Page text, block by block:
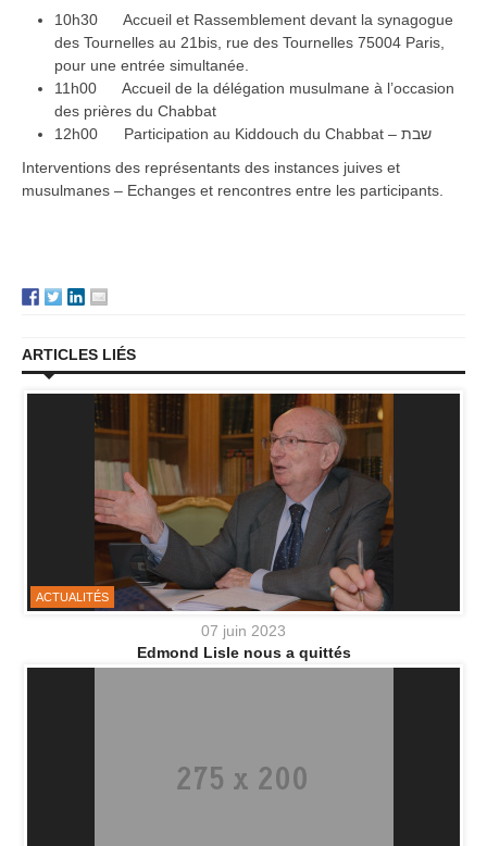
10h30 Accueil et Rassemblement devant la synagogue
des Tournelles au 21bis, rue des Tournelles 75004 Paris,
pour une entrée simultanée.
11h00 Accueil de la délégation musulmane à l’occasion
des prières du Chabbat
12h00 Participation au Kiddouch du Chabbat – שבת
Interventions des représentants des instances juives et
musulmanes – Echanges et rencontres entre les participants.
ARTICLES LIÉS
ACTUALITÉS
07 juin 2023
Edmond Lisle nous a quittés